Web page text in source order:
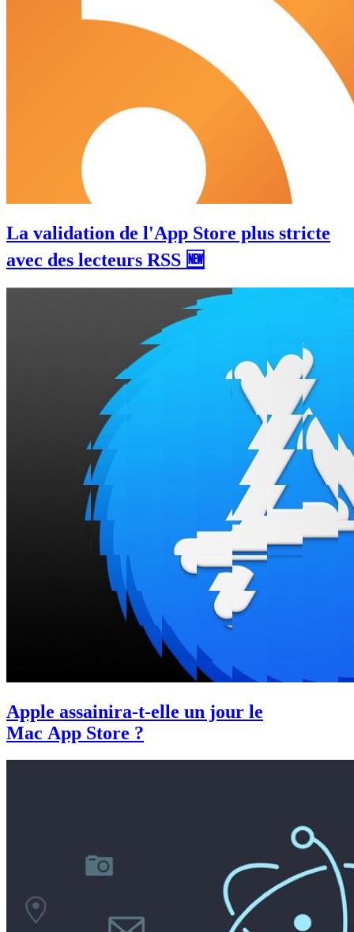
La validation de l'App Store plus stricte
avec des lecteurs RSS 🆕
Apple assainira-t-elle un jour le
Mac App Store ?